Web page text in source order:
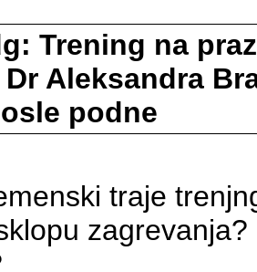
Trening na
Dr Aleksandra
podne
traje